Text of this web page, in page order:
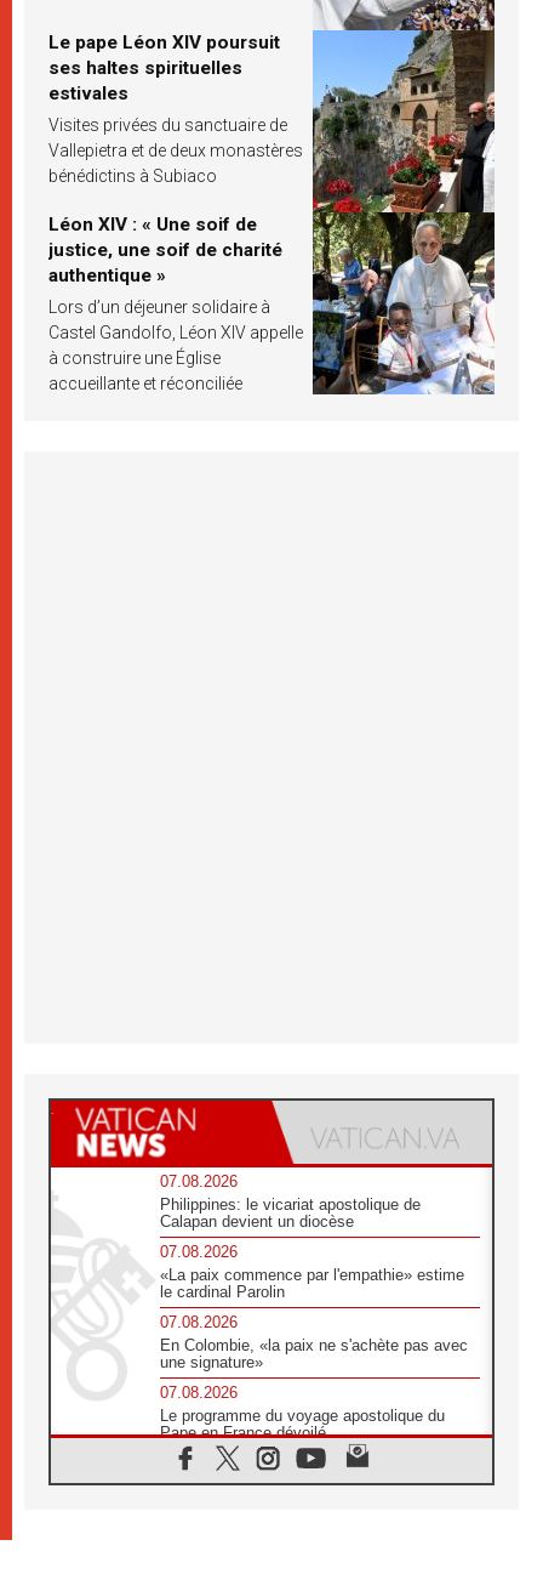
Le pape Léon XIV poursuit
ses haltes spirituelles
estivales
Visites privées du sanctuaire de
Vallepietra et de deux monastères
bénédictins à Subiaco
Léon XIV : « Une soif de
justice, une soif de charité
authentique »
Lors d’un déjeuner solidaire à
Castel Gandolfo, Léon XIV appelle
à construire une Église
accueillante et réconciliée
07.08.2026
Philippines: le vicariat apostolique de
Calapan devient un diocèse
07.08.2026
«La paix commence par l'empathie» estime
le cardinal Parolin
07.08.2026
En Colombie, «la paix ne s'achète pas avec
une signature»
07.08.2026
Le programme du voyage apostolique du
Pape en France dévoilé
07.08.2026
1ère Conférence continentale sur l'éducation